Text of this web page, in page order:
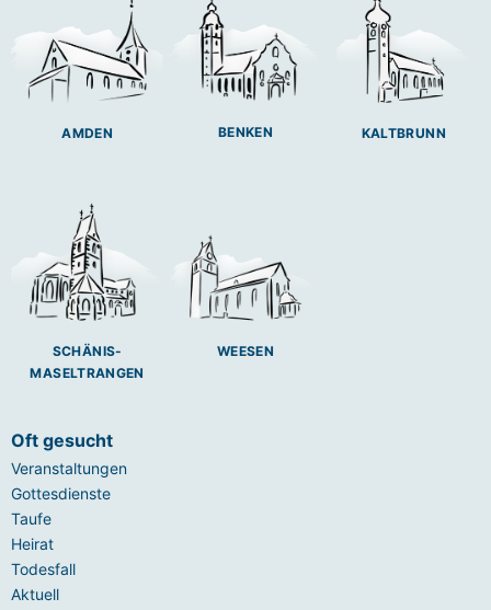
AMDEN BENKEN KALTBRUNN
SCHÄNIS-
MASELTRANGEN
WEESEN
Oft gesucht
Veranstaltungen
Gottesdienste
Taufe
Heirat
Todesfall
Aktuell